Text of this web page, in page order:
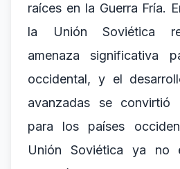
raíces en la Guerra Fría.
la Unión Soviética
amenaza significativa
occidental, y el
avanzadas se convirtió
para los países
Unión Soviética ya no